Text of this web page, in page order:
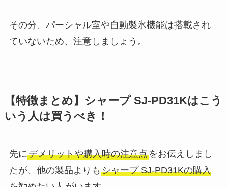
その分、パーシャル室や自動製氷機能は搭載され
ていないため、注意しましょう。
【特徴まとめ】シャープ SJ-PD31Kはこう
いう人は買うべき！
先にデメリットや購入時の注意点をお伝えしまし
たが、他の製品よりも シャープ SJ-PD31Kの購入